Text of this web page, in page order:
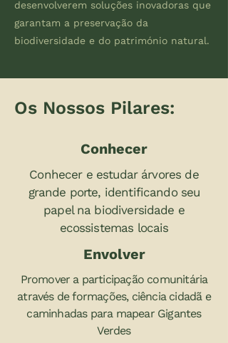
desenvolverem soluções inovadoras que
garantam a preservação da
biodiversidade e do património natural.
Os Nossos Pilares:
Conhecer
Conhecer e estudar árvores de
grande porte, identificando seu
papel na biodiversidade e
ecossistemas locais
Envolver
Promover a participação comunitária
através de formações, ciência cidadã e
caminhadas para mapear Gigantes
Verdes